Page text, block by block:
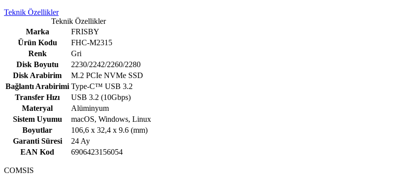
Teknik Özellikler
Teknik Özellikler
Marka
FRISBY
Ürün Kodu
FHC-M2315
Renk
Gri
Disk Boyutu
2230/2242/2260/2280
Disk Arabirim
M.2 PCIe NVMe SSD
Bağlantı Arabirimi Type-C™ USB 3.2
Transfer Hızı
USB 3.2 (10Gbps)
Materyal
Alüminyum
Sistem Uyumu
macOS, Windows, Linux
Boyutlar
106,6 x 32,4 x 9.6 (mm)
Garanti Süresi
24 Ay
EAN Kod
6906423156054
COMSIS